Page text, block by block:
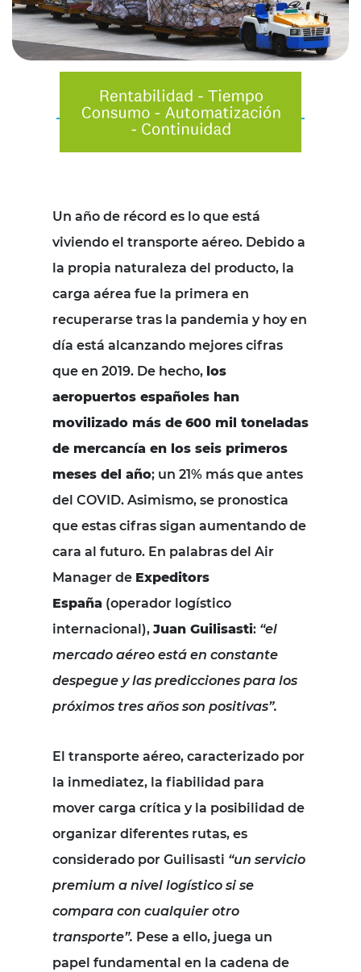
Un año de récord es lo que está
viviendo el transporte aéreo. Debido a
la propia naturaleza del producto, la
carga aérea fue la primera en
recuperarse tras la pandemia y hoy en
día está alcanzando mejores cifras
que en 2019. De hecho, los
aeropuertos españoles han
movilizado más de 600 mil toneladas
de mercancía en los seis primeros
meses del año; un 21% más que antes
del COVID. Asimismo, se pronostica
que estas cifras sigan aumentando de
cara al futuro. En palabras del Air
Manager de Expeditors
España (operador logístico
internacional), Juan Guilisasti: “el
mercado aéreo está en constante
despegue y las predicciones para los
próximos tres años son positivas”.
El transporte aéreo, caracterizado por
la inmediatez, la fiabilidad para
mover carga crítica y la posibilidad de
organizar diferentes rutas, es
considerado por Guilisasti “un servicio
premium a nivel logístico si se
compara con cualquier otro
transporte”. Pese a ello, juega un
papel fundamental en la cadena de